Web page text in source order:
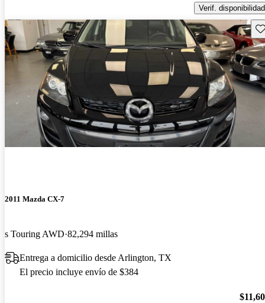
Verif. disponibilidad
2011 Mazda CX-7
s Touring AWD 82,294 millas
Entrega a domicilio desde Arlington, TX
El precio incluye envío de $384